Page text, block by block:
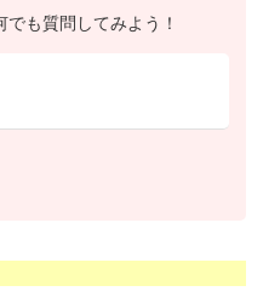
も質問してみよう！